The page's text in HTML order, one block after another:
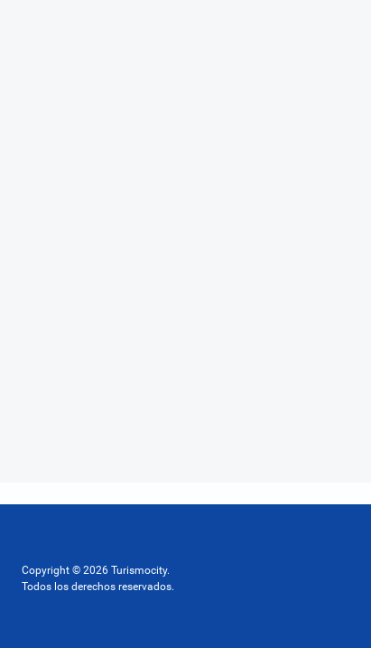
Copyright © 2026 Turismocity.
Todos los derechos reservados.